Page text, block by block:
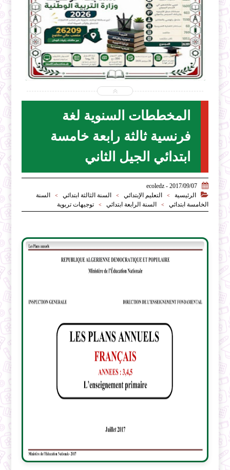
2026-07-28
ecoledz.net
المخططات السنوية لغة
فرنسية ثالثة رابعة خامسة
ابتدائي الجيل الثاني

2017/09/07 - ecoledz

الرئيسية > التعليم الإبتدائي > السنة الثالثة ابتدائي >
السنة
الخامسة ابتدائي
> السنة الرابعة ابتدائي > توجيهات تربوية